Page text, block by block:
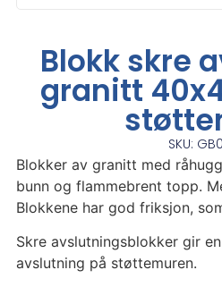
Blokk skre
granitt
SKU:
Blokker av granitt med
bunn og flammebrent topp.
Blokkene har god friksjon,
Skre avslutningsblokker gir
avslutning på støttemuren.